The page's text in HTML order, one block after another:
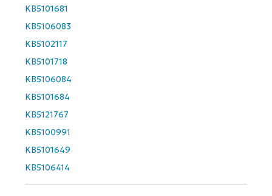
KB5101681
KB5106083
KB5102117
KB5101718
KB5106084
KB5101684
KB5121767
KB5100991
KB5101649
KB5106414